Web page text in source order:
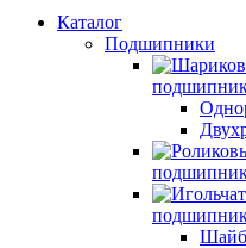
Каталог
Подшипники